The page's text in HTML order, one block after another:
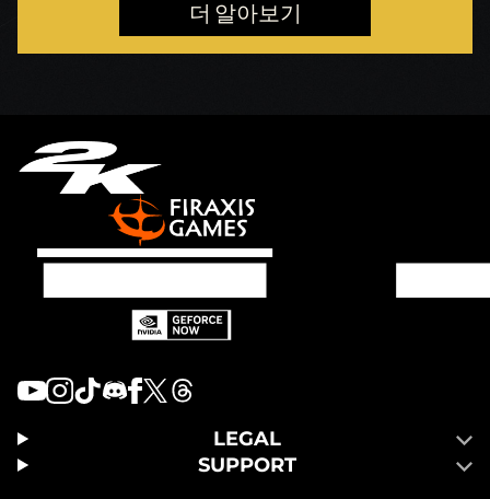
더 알아보기
LEGAL
SUPPORT